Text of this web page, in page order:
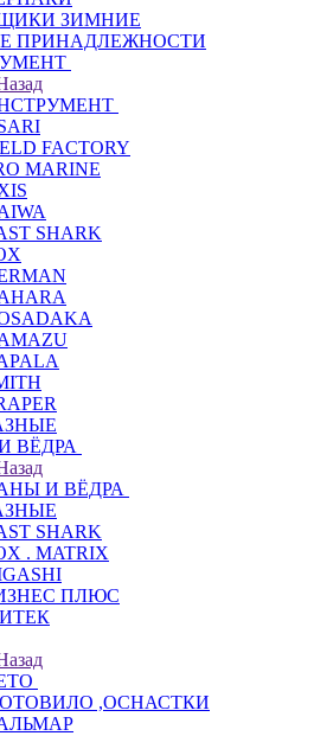
ЗИМНИЕ
ПРИНАДЛЕЖНОСТИ
FACTORY
MARINE
SHARK
ВЁДРА
И ВЁДРА
SHARK
. MATRIX
ПЛЮС
,ОСНАСТКИ